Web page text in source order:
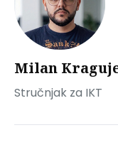
Milan
Stručnjak za IKT